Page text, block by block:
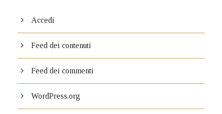
Accedi
Feed dei contenuti
Feed dei commenti
WordPress.org